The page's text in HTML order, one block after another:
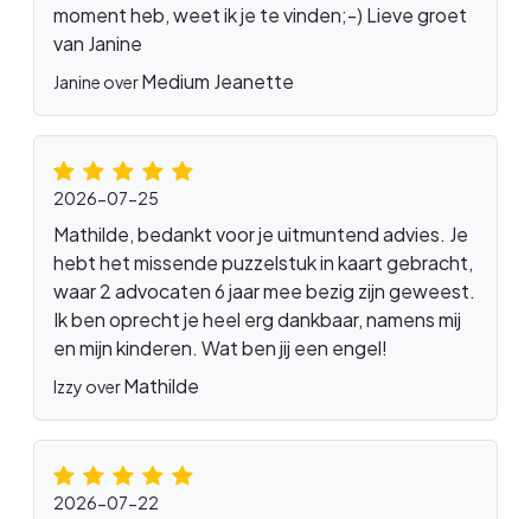
moment heb, weet ik je te vinden;-) Lieve groet
van Janine
Janine overMedium Jeanette
2026-07-25
Mathilde, bedankt voor je uitmuntend advies. Je
hebt het missende puzzelstuk in kaart gebracht,
waar 2 advocaten 6 jaar mee bezig zijn geweest.
Ik ben oprecht je heel erg dankbaar, namens mij
en mijn kinderen. Wat ben jij een engel!
Izzy overMathilde
2026-07-22